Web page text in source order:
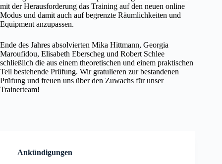
mit der Herausforderung das Training auf den neuen online
Modus und damit auch auf begrenzte Räumlichkeiten und
Equipment anzupassen.
Ende des Jahres absolvierten Mika Hittmann, Georgia
Maroufidou, Elisabeth Eberscheg und Robert Schlee
schließlich die aus einem theoretischen und einem praktischen
Teil bestehende Prüfung. Wir gratulieren zur bestandenen
Prüfung und freuen uns über den Zuwachs für unser
Trainerteam!
Ankündigungen